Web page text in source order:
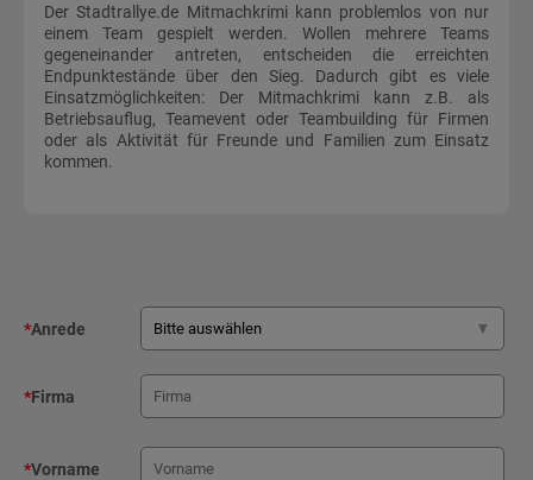
Der Stadtrallye.de Mitmachkrimi kann problemlos von nur
einem Team gespielt werden. Wollen mehrere Teams
gegeneinander antreten, entscheiden die erreichten
Endpunktestände über den Sieg. Dadurch gibt es viele
Einsatzmöglichkeiten: Der Mitmachkrimi kann z.B. als
Betriebsauflug, Teamevent oder Teambuilding für Firmen
oder als Aktivität für Freunde und Familien zum Einsatz
kommen.
*Anrede
*Firma
*Vorname